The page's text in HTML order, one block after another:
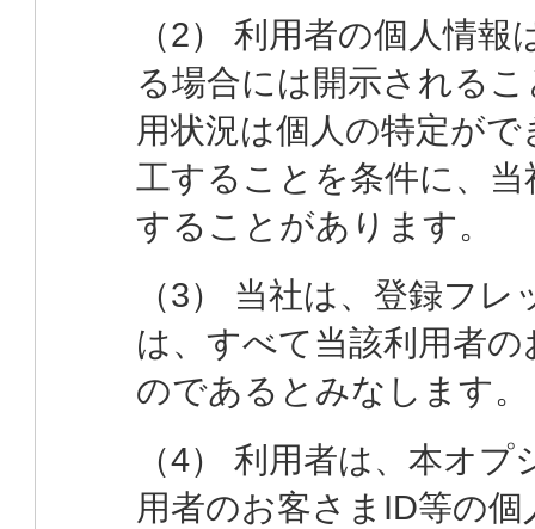
（2） 利用者の個人情
る場合には開示される
用状況は個人の特定が
工することを条件に、
することがあります。
（3） 当社は、登録フ
は、すべて当該利用者
のであるとみなします。
（4） 利用者は、本オ
用者のお客さまID等の